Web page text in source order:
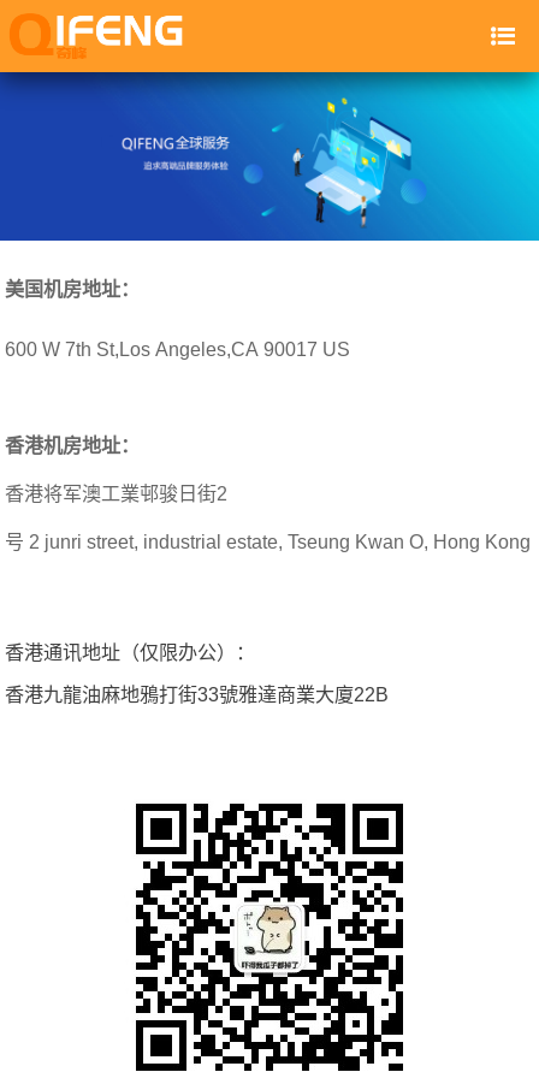
美国机房地址：
600 W 7th St,Los Angeles,CA 90017 US
香港机房地址：
香港将军澳工業邨骏日街2
号 2 junri street, industrial estate, Tseung Kwan O, Hong Kong
香港通讯地址（仅限办公）：
香港九龍油麻地鴉打街33號雅達商業大廈22B